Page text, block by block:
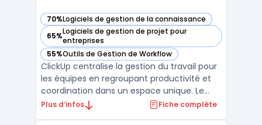
70%Logiciels de gestion de la connaissance
— voir ClickUp dans cette catégorie
65%Logiciels de gestion de projet pour
entreprises
— voir ClickUp dans cette catégorie
55%Outils de Gestion de Workflow
— voir ClickUp dans cette catégorie
ClickUp centralise la gestion du travail pour
les équipes en regroupant productivité et
coordination dans un espace unique. Le
logiciel facilite le suivi quotidien des tâches,
Plus d’infos Fiche complète